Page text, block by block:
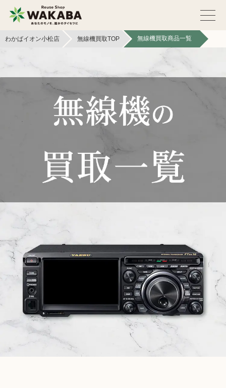
わかばイオン小松店 無線機買取TOP 無線機買取商品一覧